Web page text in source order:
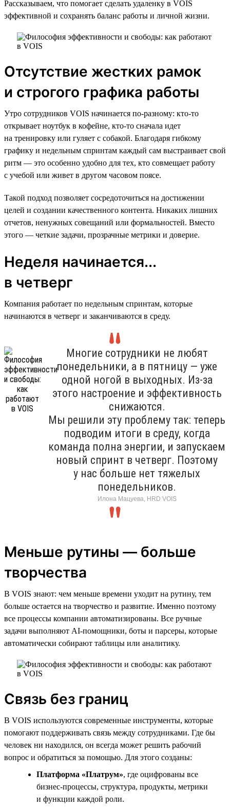
Рассказываем, что помогает сделать удаленку в VOIS
эффективной и сохранять баланс работы и личной жизни.
Отсутствие жестких рамок
и строгого графика работы
Утро сотрудников VOIS начинается по-разному: кто-то
открывает ноутбук в кофейне, кто-то сначала идет
на тренировку или гуляет с собакой. Благодаря гибкому
графику и недельным спринтам каждый сам выстраивает свой
ритм — это особенно удобно для тех, кто совмещает работу
с учебой или живет в другом часовом поясе.
Такой подход позволяет сосредоточиться на достижении
целей и создании качественного контента. Никаких лишних
отчетов, ненужных совещаний или формальностей. Вместо
этого — четкие задачи, прозрачные метрики и доверие.
Неделя начинается...
в четверг
Компания работает по недельным спринтам, которые
начинаются в четверг и заканчиваются в среду.
Многие сотрудники не любят
понедельники, а в пятницу — уже
одной ногой в выходных. Из-за
этого настроение и эффективность
снижаются.
Мы решили эту проблему так: теперь
подводим итоги в среду, когда
команда полна энергии, и запускаем
новый спринт в четверг. Поэтому
у нас больше нет тяжелых
понедельников.
Илона Мацуева, HRD VOIS
Меньше рутины — больше
творчества
В VOIS знают: чем меньше времени уходит на рутину, тем
больше остается на творчество и развитие. Именно поэтому
все процессы компании автоматизированы. Все ручные
задачи выполняют AI-помощники, боты и парсеры, которые
автоматически собирают таблицы или аналитику.
Связь без границ
В VOIS используются современные инструменты, которые
помогают поддерживать связь между сотрудниками. Где бы
человек ни находился, он всегда может решить рабочий
вопрос и обратиться за помощью. Для этого созданы:
Платформа «Платрум», где оцифрованы все
бизнес-процессы, структура, продукты, метрики
и функции каждой роли.